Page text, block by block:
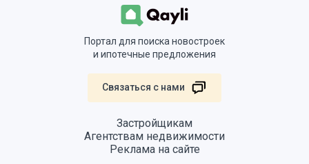
Портал для поиска новостроек
и ипотечные предложения
Связаться с нами
Застройщикам
Агентствам недвижимости
Реклама на сайте